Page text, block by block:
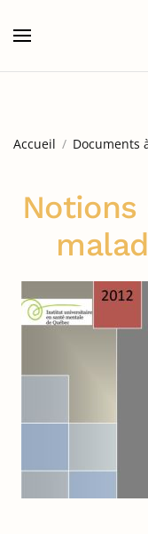
Accueil Documents
Notions